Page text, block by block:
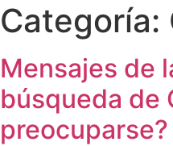
Categoría:
Mensajes de
búsqueda de
preocuparse?